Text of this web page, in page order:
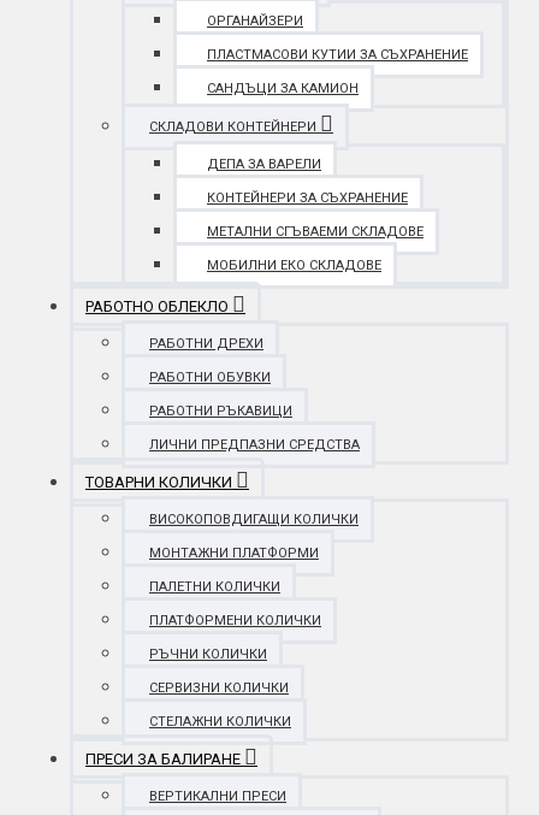
ОРГАНАЙЗЕРИ
ПЛАСТМАСОВИ КУТИИ ЗА СЪХРАНЕНИЕ
САНДЪЦИ ЗА КАМИОН
СКЛАДОВИ КОНТЕЙНЕРИ
ДЕПА ЗА ВАРЕЛИ
КОНТЕЙНЕРИ ЗА СЪХРАНЕНИЕ
МЕТАЛНИ СГЪВАЕМИ СКЛАДОВЕ
МОБИЛНИ ЕКО СКЛАДОВЕ
РАБОТНО ОБЛЕКЛО
РАБОТНИ ДРЕХИ
РАБОТНИ ОБУВКИ
РАБОТНИ РЪКАВИЦИ
ЛИЧНИ ПРЕДПАЗНИ СРЕДСТВА
ТОВАРНИ КОЛИЧКИ
ВИСОКОПОВДИГАЩИ КОЛИЧКИ
МОНТАЖНИ ПЛАТФОРМИ
ПАЛЕТНИ КОЛИЧКИ
ПЛАТФОРМЕНИ КОЛИЧКИ
РЪЧНИ КОЛИЧКИ
СЕРВИЗНИ КОЛИЧКИ
СТЕЛАЖНИ КОЛИЧКИ
ПРЕСИ ЗА БАЛИРАНЕ
ВЕРТИКАЛНИ ПРЕСИ